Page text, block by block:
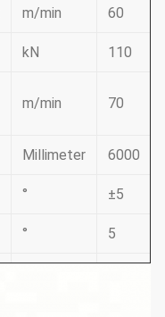
m/min 60
kN 110
m/min 70
Millimeter 6000
° ±5
° 5